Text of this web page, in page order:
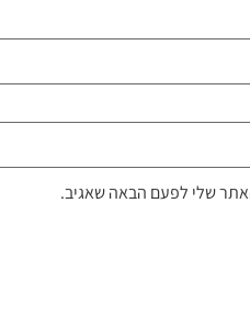
שלי לפעם הבאה שאגיב.